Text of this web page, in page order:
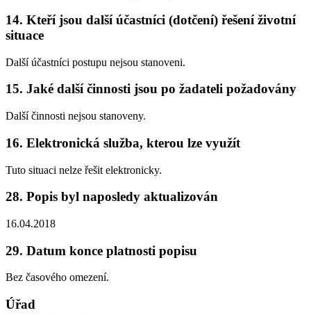
14. Kteří jsou další účastníci (dotčení) řešení životní
situace
Další účastníci postupu nejsou stanoveni.
15. Jaké další činnosti jsou po žadateli požadovány
Další činnosti nejsou stanoveny.
16. Elektronická služba, kterou lze využít
Tuto situaci nelze řešit elektronicky.
28. Popis byl naposledy aktualizován
16.04.2018
29. Datum konce platnosti popisu
Bez časového omezení.
Úřad